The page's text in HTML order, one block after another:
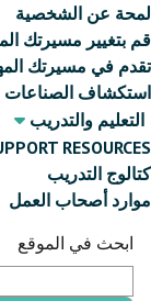
لمحة عن الشخصية
قم بتغيير مسيرتك
تقدم في مسيرتك
استكشاف الصناعات
التعليم والتدريب
RESOURCES
كتالوج التدريب
موارد أصحاب العمل
ابحث في الموقع